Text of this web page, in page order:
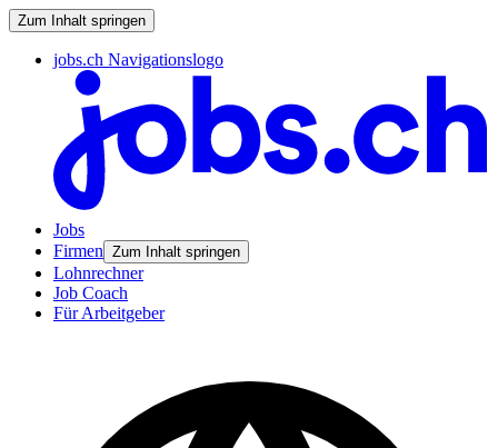
Zum Inhalt springen
jobs.ch Navigationslogo
Jobs
Firmen Zum Inhalt springen
Lohnrechner
Job Coach
Für Arbeitgeber